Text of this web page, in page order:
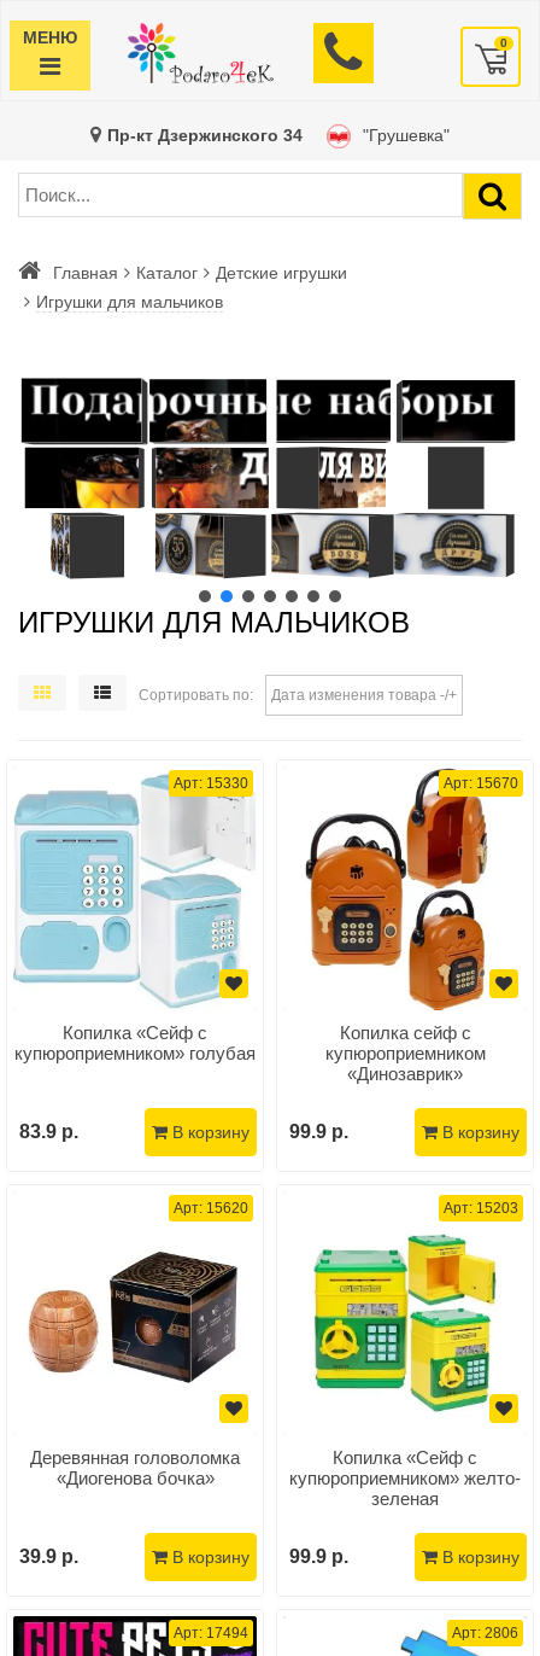
МЕНЮ 0
Пр-кт Дзержинского 34 "Грушевка"
Главная Каталог
Детские игрушки
Игрушки для мальчиков
ИГРУШКИ ДЛЯ МАЛЬЧИКОВ
Сортировать по Дата изменения товара -/+
Арт: 15330
Копилка «Сейф с
купюроприемником» голубая
83.9 р. В корзину
Арт: 15670
Копилка сейф с
купюроприемником
«Динозаврик»
99.9 р. В корзину
Арт: 15620
Деревянная головоломка
«Диогенова бочка»
39.9 р. В корзину
Арт: 15203
Копилка «Сейф с
купюроприемником» желто-
зеленая
99.9 р. В корзину
Арт: 17494 Арт: 2806